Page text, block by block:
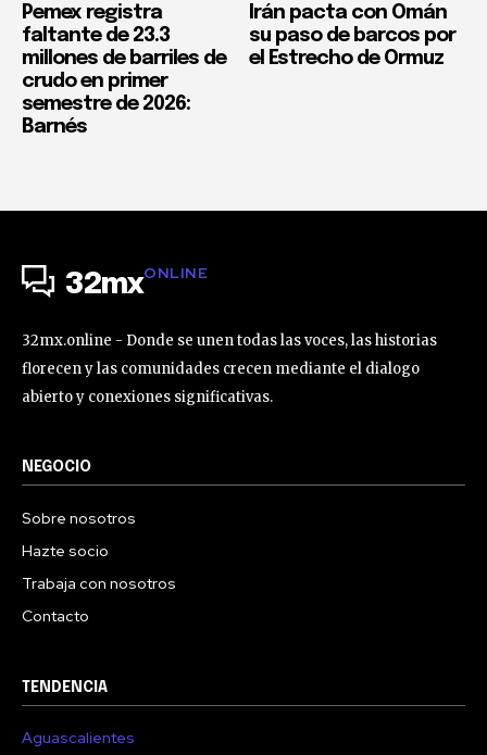
Pemex registra
faltante de 23.3
millones de barriles de
crudo en primer
semestre de 2026:
Barnés
Irán pacta con Omán
su paso de barcos por
el Estrecho de Ormuz
32mxONLINE
32mx.online - Donde se unen todas las voces, las historias
florecen y las comunidades crecen mediante el dialogo
abierto y conexiones significativas.
NEGOCIO
Sobre nosotros
Hazte socio
Trabaja con nosotros
Contacto
TENDENCIA
Aguascalientes